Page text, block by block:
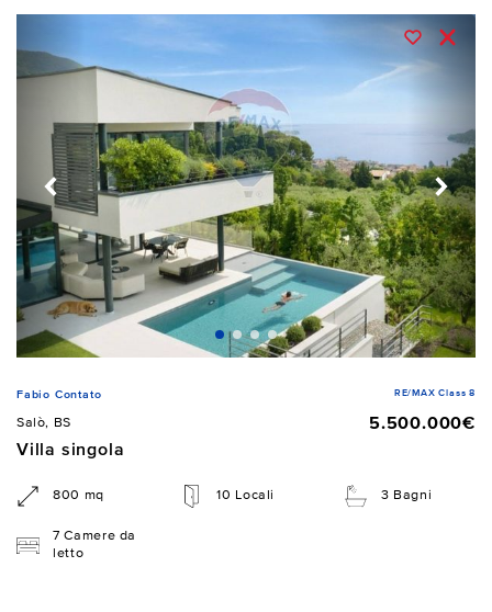
Fabio Contato RE/MAX Class 8
Salò, BS
5.500.000€
Villa singola
800 mq 10 Locali 3 Bagni
7 Camere da
letto